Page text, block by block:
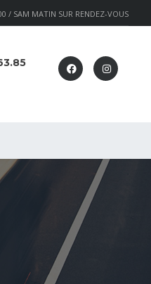
/ SAM MATIN SUR RENDEZ-VOUS